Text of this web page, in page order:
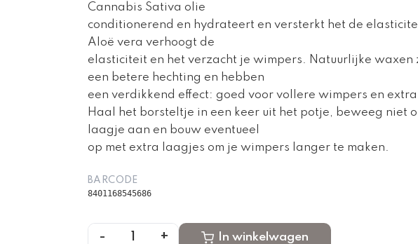
Cannabis Sativa olie
conditionerend en hydrateert en versterkt het de
Aloë vera verhoogt de
elasticiteit en het verzacht je wimpers. Natuurlijke waxen
een betere hechting en hebben
een verdikkend effect: goed voor vollere wimpers en extra
Haal het borsteltje in een keer uit het potje, beweeg niet
laagje aan en bouw eventueel
op met extra laagjes om je wimpers langer te maken.
BARCODE
8401168545686
- + In winkelwagen